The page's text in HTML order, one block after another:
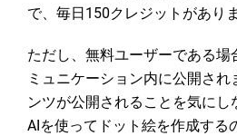
で、毎日150クレジットがありま
ただし、無料ユーザーである場
ミュニケーション内に公開さ
ンツが公開されることを気に
AIを使ってドット絵を作成する